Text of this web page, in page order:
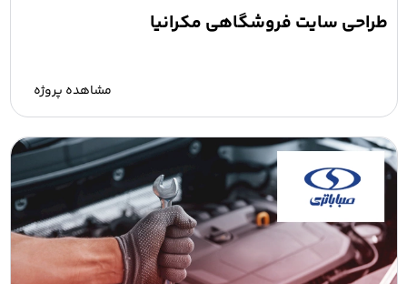
طراحی سایت فروشگاهی مکرانیا
مشاهده پروژه